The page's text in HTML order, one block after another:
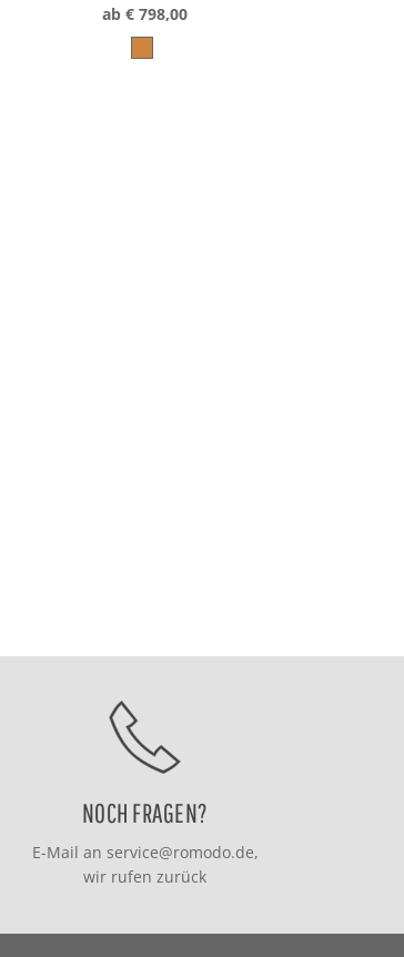
ab € 798,00
NOCH FRAGEN?
E-Mail an service@romodo.de,
wir rufen zurück